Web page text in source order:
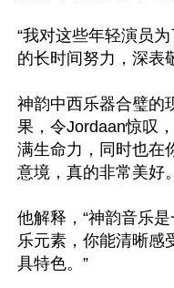
“我对这些年轻演员
的长时间努力，深表
神韵中西乐器合璧的
果，令Jordaan惊叹
满生命力，同时也在
意境，真的非常美好
他解释，“神韵音乐
乐元素，你能清晰感
具特色。”